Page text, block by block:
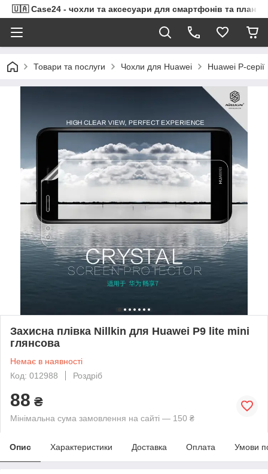
🇺🇦 Case24 - чохли та аксесуари для смартфонів та
Товари та послуги Чохли для Huawei Huawei P-серії
Захисна плівка Nillkin для Huawei P9 lite mini
глянсова
Немає в наявності
Код: 012988
Роздріб
88 ₴
Мінімальна сума замовлення на сайті — 150 ₴
Опис Характеристики Доставка Оплата Умови